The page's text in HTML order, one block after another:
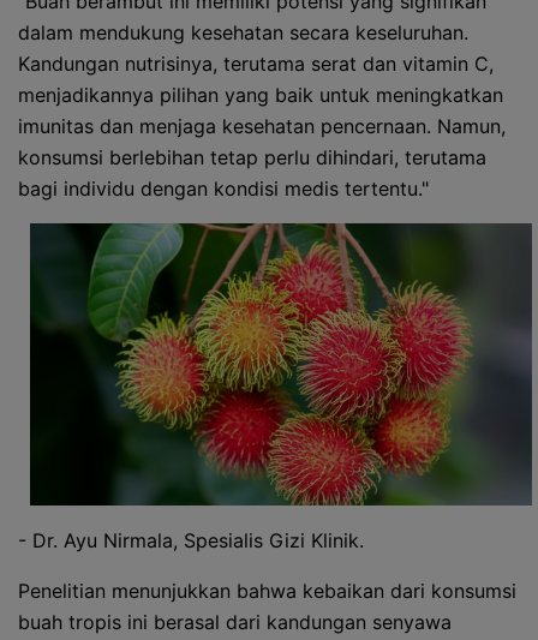
dalam mendukung kesehatan secara keseluruhan.
Kandungan nutrisinya, terutama serat dan vitamin C,
menjadikannya pilihan yang baik untuk meningkatkan
imunitas dan menjaga kesehatan pencernaan. Namun,
konsumsi berlebihan tetap perlu dihindari, terutama
bagi individu dengan kondisi medis tertentu."
- Dr. Ayu Nirmala, Spesialis Gizi Klinik.
Penelitian menunjukkan bahwa kebaikan dari konsumsi
buah tropis ini berasal dari kandungan senyawa